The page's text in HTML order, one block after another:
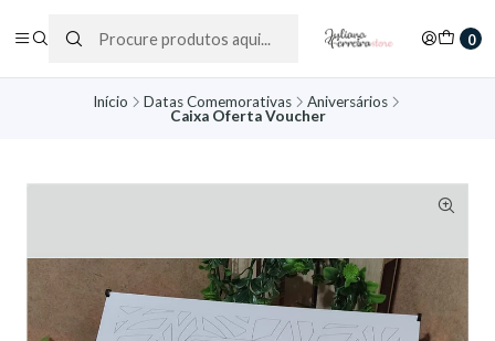
0
Início Datas Comemorativas
Aniversários
Caixa Oferta Voucher